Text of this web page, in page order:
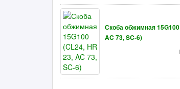
Скоба обжимная
AC 73, SC-6)